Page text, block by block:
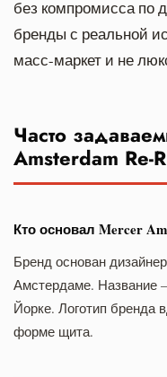
без компромисса по
бренды с реальной
масс-маркет и не
Часто
Amsterdam Re-
Кто основал Mercer
Бренд основан
Амстердаме. Название
Йорке. Логотип бренда
форме щита.